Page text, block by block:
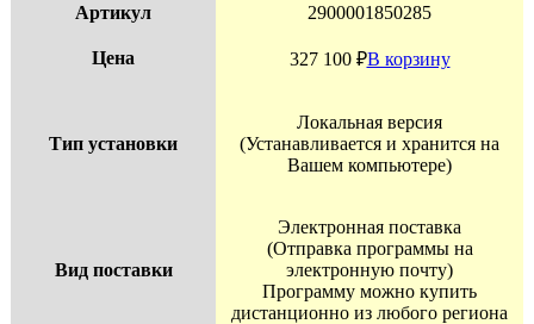
Артикул
2900001850285
Цена 327 100 ₽В корзину
Тип установки
Локальная версия
(Устанавливается и хранится на
Вашем компьютере)
Вид поставки
Электронная поставка
(Отправка программы на
электронную почту)
Программу можно купить
дистанционно из любого региона